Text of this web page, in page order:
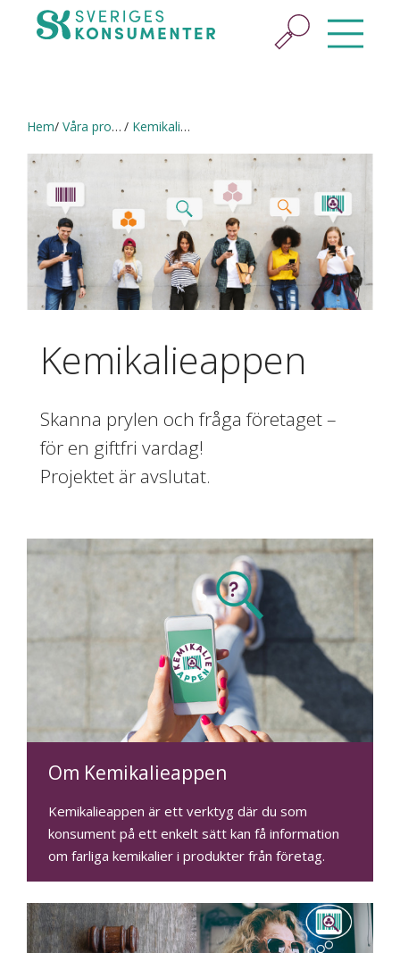
Hem Våra projekt Kemikalieappen
Kemikalieappen
Skanna prylen och fråga företaget –
för en giftfri vardag!
Projektet är avslutat.
Om Kemikalieappen
Kemikalieappen är ett verktyg där du som
konsument på ett enkelt sätt kan få information
om farliga kemikalier i produkter från företag.